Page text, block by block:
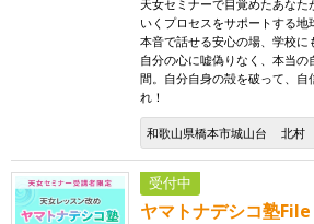
天女セミナーで目覚めたあな
いくプロセスをサポートする
本音で話せる安心の場、学校に
自分の心に嘘偽りなく、本当
間。自分自身の殻を破って、自
れ！
和歌山県橋本市城山台 北村
受付中
ヤマトナデシコ塾File